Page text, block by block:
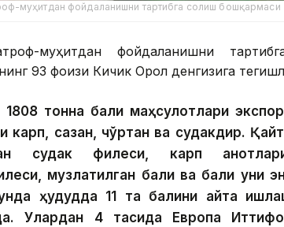
муҳитдан фойдаланишни тартибга солиш бошқармаси
муҳитдан фойдаланишни
93 фоизи Кичик Орол денгизига
тонна балиқ маҳсулотлари
карп, сазан, чўртан ва судакдир.
судак филеси, карп
музлатилган балиқ ва балиқ уни
ҳудудда 11 та балиқни қайта
Улардан 4 тасида Европа